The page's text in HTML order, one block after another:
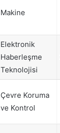
Makine
Elektronik
Haberleşme
Teknolojisi
Çevre Koruma
ve Kontrol